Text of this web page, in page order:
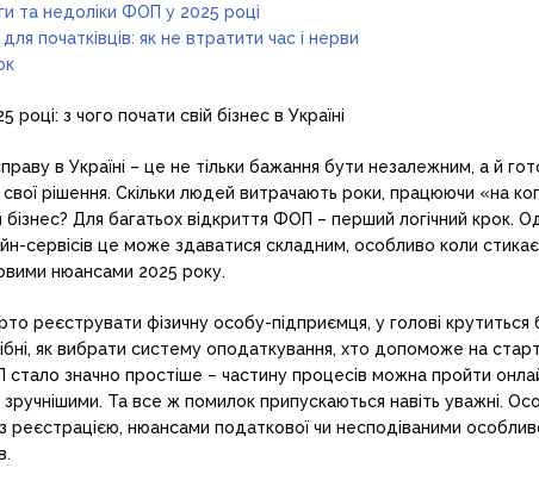
та недоліки ФОП у 2025 році
початківців: як не втратити час і нерви
з чого почати свій бізнес в Україні
в Україні – це не тільки бажання бути незалежним, а й
свої рішення. Скільки людей витрачають роки, працюючи «на
Для багатьох відкриття ФОП – перший логічний крок.
сервісів це може здаватися складним, особливо коли
нюансами 2025 року.
реєструвати фізичну особу-підприємця, у голові крутиться
як вибрати систему оподаткування, хто допоможе на
стало значно простіше – частину процесів можна пройти
Та все ж помилок припускаються навіть уважні.
реєстрацією, нюансами податкової чи несподіваними